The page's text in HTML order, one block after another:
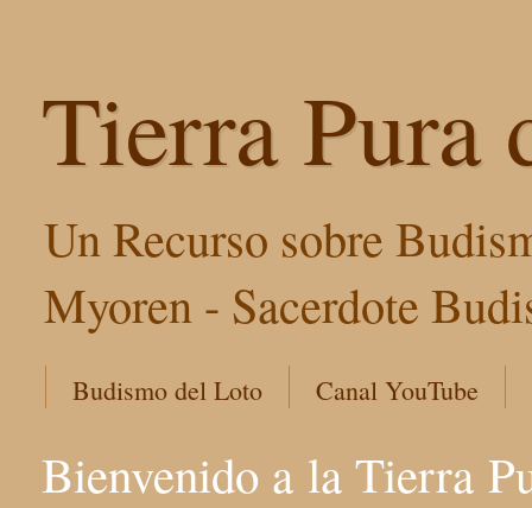
Tierra Pura
Un Recurso sobre
Myoren - Sacerdote
Budismo del Loto Canal YouTube
Bienvenido a la Tierra